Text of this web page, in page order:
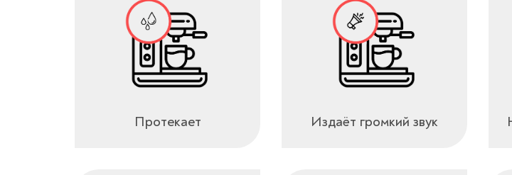
Протекает Издаёт громкий звук